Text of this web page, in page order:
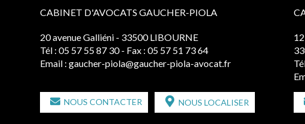
CABINET D'AVOCATS GAUCHER-PIOLA
20 avenue Galliéni - 33500 LIBOURNE
Tél : 05 57 55 87 30 - Fax : 05 57 51 73 64
Email : gaucher-piola@gaucher-piola-avocat.fr
NOUS CONTACTER NOUS LOCALISER